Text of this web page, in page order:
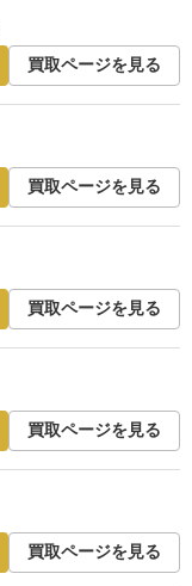
買取ページを見る
買取ページを見る
買取ページを見る
買取ページを見る
買取ページを見る